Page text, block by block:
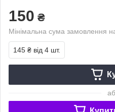
150 ₴
Мінімальна сума замовлення
145 ₴ від 4 шт.